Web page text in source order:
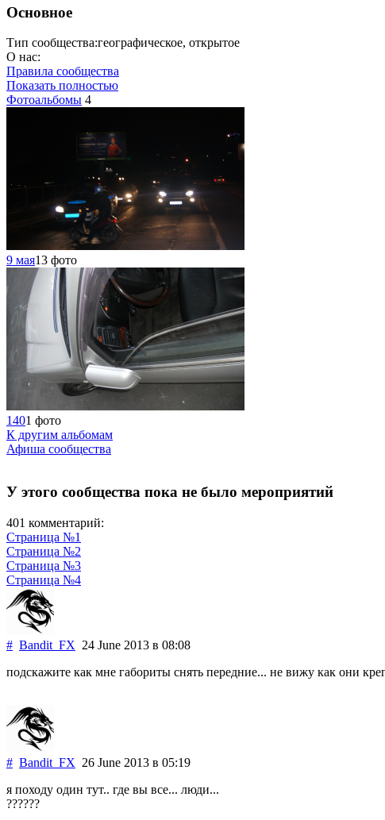
Основное
Тип сообщества:географическое, открытое
О нас:
Правила сообщества
Показать полностью
Фотоальбомы 4
9 мая13 фото
1401 фото
К другим альбомам
Афиша сообщества
У этого сообщества пока не было мероприятий
401 комментарий:
Страница №1
Страница №2
Страница №3
Страница №4
# Bandit_FX 24 June 2013 в 08:08
подскажите как мне габориты снять передние... не вижу как они
# Bandit_FX 26 June 2013 в 05:19
я походу один тут.. где вы все... люди...
??????